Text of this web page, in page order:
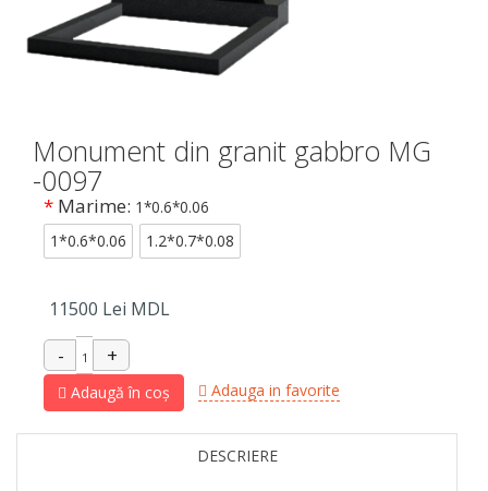
Monument din granit gabbro MG
-0097
* Marime: 1*0.6*0.06
1*0.6*0.06
1.2*0.7*0.08
11500 Lei MDL
Adaugă în coș Adauga in favorite
DESCRIERE